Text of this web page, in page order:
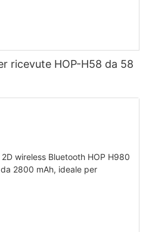
ricevute HOP-H58 da 58